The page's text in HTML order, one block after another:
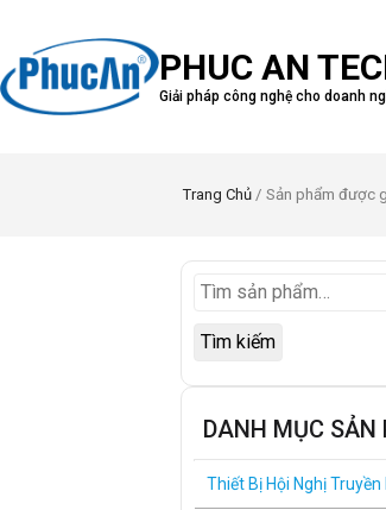
PHUC AN
Giải pháp công nghệ cho doanh
Trang Chủ / Sản phẩm được
Tìm kiếm
DANH MỤC SẢN
Thiết Bị Hội Nghị Truyền